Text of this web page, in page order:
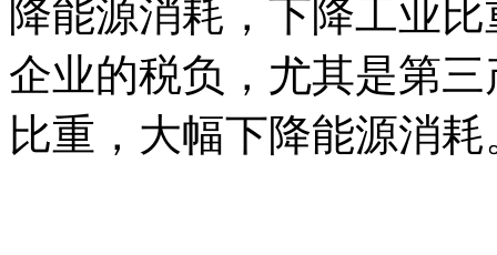
降能源消耗，下降工业
企业的税负，尤其是第
比重，大幅下降能源消耗